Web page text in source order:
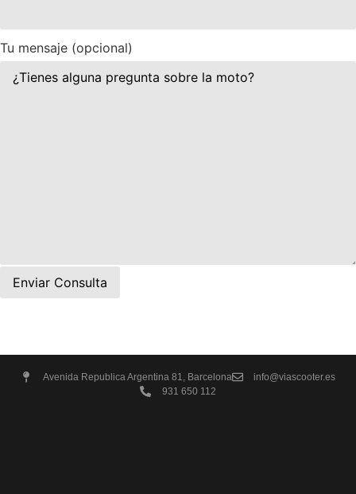
Tu mensaje (opcional)
Avenida Republica Argentina 81, Barcelona
info@viascooter.es
931 650 112